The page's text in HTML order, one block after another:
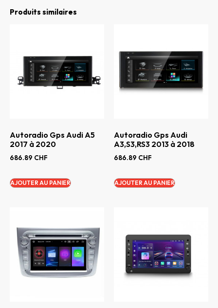
Produits similaires
Autoradio Gps Audi A5
2017 à 2020
686.89 CHF
AJOUTER AU PANIER
Autoradio Gps Audi
A3,S3,RS3 2013 à 2018
686.89 CHF
AJOUTER AU PANIER